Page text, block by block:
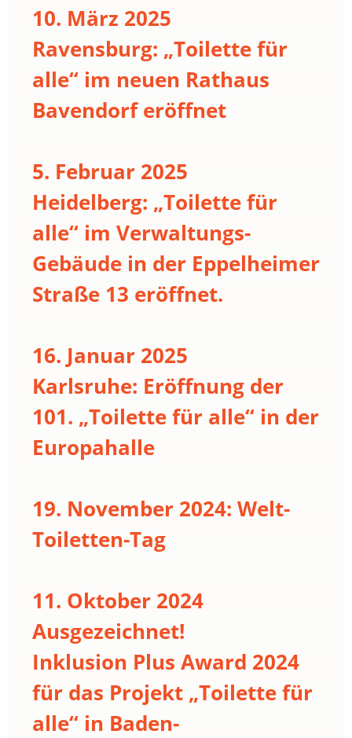
10. März 2025
Ravensburg: „Toilette für
alle“ im neuen Rathaus
Bavendorf eröffnet
5. Februar 2025
Heidelberg: „Toilette für
alle“ im Verwaltungs-
Gebäude in der Eppelheimer
Straße 13 eröffnet.
16. Januar 2025
Karlsruhe: Eröffnung der
101. „Toilette für alle“ in der
Europahalle
19. November 2024: Welt-
Toiletten-Tag
11. Oktober 2024
Ausgezeichnet!
Inklusion Plus Award 2024
für das Projekt „Toilette für
alle“ in Baden-